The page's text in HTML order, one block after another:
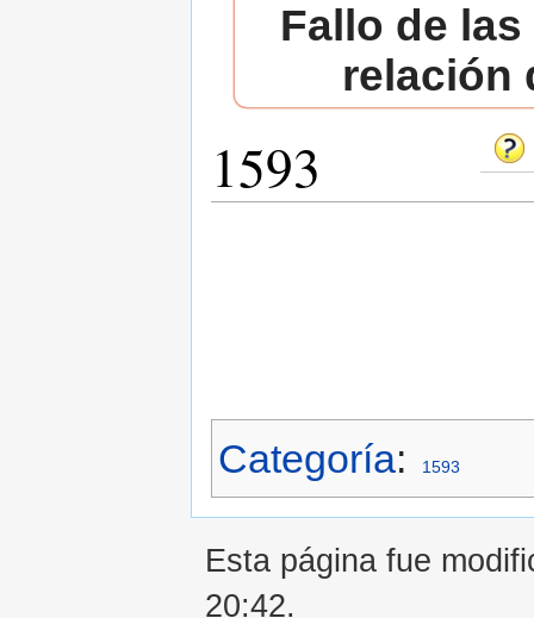
Fallo de
relación
1593
Categoría: 1593
Esta página fue
20:42.